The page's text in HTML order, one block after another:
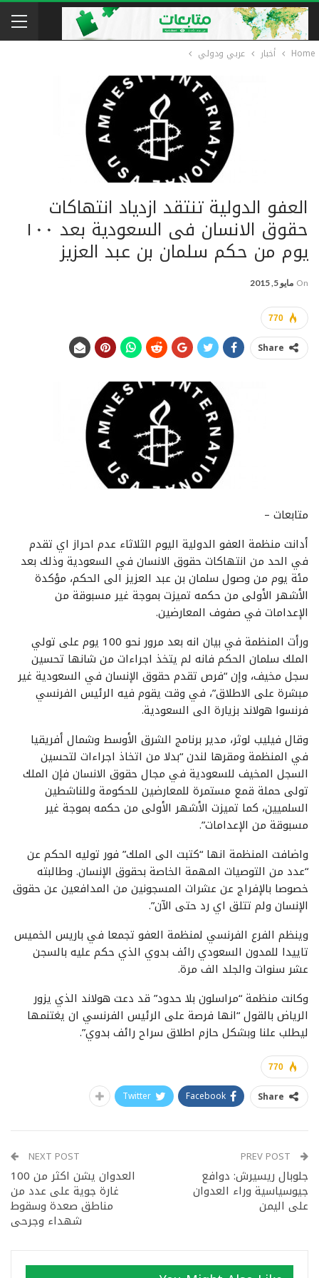
Home أخبار عربي ودولي
العفو الدولیة تنتقد ازدیاد انتهاکات
حقوق الانسان فی السعودیة بعد ١٠٠
یوم من حکم سلمان بن عبد العزیز
On مايو 5, 2015
770
Share
متابعات –
أدانت منظمة العفو الدولية اليوم الثلاثاء عدم احراز اي تقدم
في الحد من انتهاكات حقوق الانسان في السعودية وذلك بعد
مئة يوم من وصول سلمان بن عبد العزيز الى الحكم، مؤكدة
الأشهر الأولى من حكمه تميزت بموجة غير مسبوقة من
الإعدامات في صفوف المعارضين.
ورأت المنظمة في بيان انه بعد مرور نحو 100 يوم على تولي
الملك سلمان الحكم فانه لم يتخذ اجراءات من شانها تحسين
سجل مخيف، وإن “فرص تقدم حقوق الإنسان في السعودیة غير
مبشرة على الاطلاق”، في وقت يقوم فيه الرئيس الفرنسي
فرنسوا هولاند بزيارة الى السعودية.
وقال فيليب لوثر، مدير برنامج الشرق الأوسط وشمال أفريقيا
في المنظمة ومقرها لندن “بدلا من اتخاذ اجراءات لتحسين
السجل المخيف للسعودية في مجال حقوق الانسان فإن الملك
تولى حملة قمع مستمرة للمعارضين للحكومة وللناشطين
السلميين، كما تميزت الأشهر الأولى من حكمه بموجة غير
مسبوقة من الإعدامات”.
واضافت المنظمة انها “كتبت الى الملك” فور توليه الحكم عن
“عدد من التوصيات المهمة الخاصة بحقوق الإنسان. وطالبته
خصوصا بالإفراج عن عشرات المسجونين من المدافعين عن حقوق
الإنسان ولم تتلق اي رد حتى الآن”.
وينظم الفرع الفرنسي لمنظمة العفو تجمعا في باريس الخميس
تاييدا للمدون السعودي رائف بدوي الذي حكم عليه بالسجن
عشر سنوات والجلد الف مرة.
وكانت منظمة “مراسلون بلا حدود” قد دعت هولاند الذي يزور
الرياض بالقول “انها فرصة على الرئيس الفرنسي ان يغتنمها
ليطلب علنا وبشكل حازم اطلاق سراح رائف بدوي”.
770
Share
Facebook
Twitter
جلوبال ريسيرش: دوافع
جيوسياسية وراء العدوان
على اليمن
NEXT POST
العدوان يشن اكثر من 100
غارة جوية على عدد من
مناطق صعدة وسقوط
شهداء وجرحى